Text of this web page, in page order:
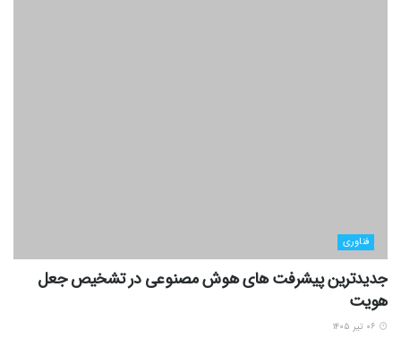
فناوری
جدیدترین پیشرفت های هوش مصنوعی در تشخیص جعل
هویت